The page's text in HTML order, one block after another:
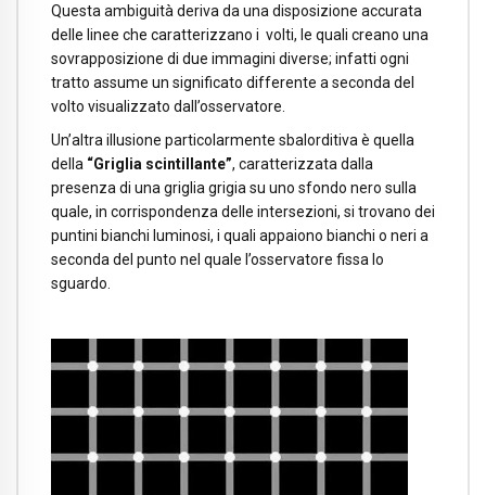
Questa ambiguità deriva da una disposizione accurata
delle linee che caratterizzano i volti, le quali creano una
sovrapposizione di due immagini diverse; infatti ogni
tratto assume un significato differente a seconda del
volto visualizzato dall’osservatore.
Un’altra illusione particolarmente sbalorditiva è quella
della “Griglia scintillante”, caratterizzata dalla
presenza di una griglia grigia su uno sfondo nero sulla
quale, in corrispondenza delle intersezioni, si trovano dei
puntini bianchi luminosi, i quali appaiono bianchi o neri a
seconda del punto nel quale l’osservatore fissa lo
sguardo.